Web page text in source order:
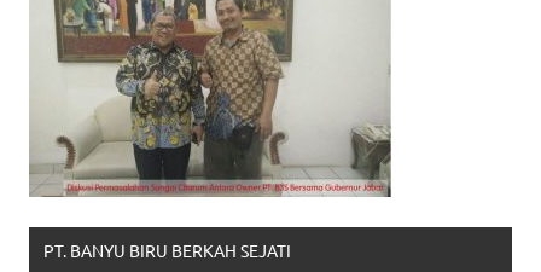
PT. BANYU BIRU BERKAH SEJATI